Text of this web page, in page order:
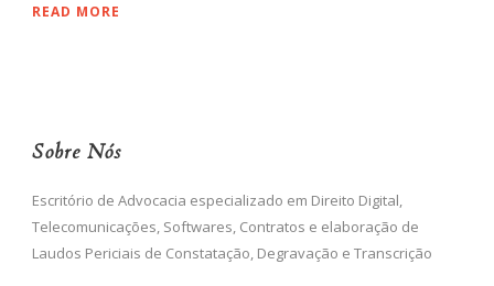
READ MORE
Sobre Nós
Escritório de Advocacia especializado em Direito Digital,
Telecomunicações, Softwares, Contratos e elaboração de
Laudos Periciais de Constatação, Degravação e Transcrição